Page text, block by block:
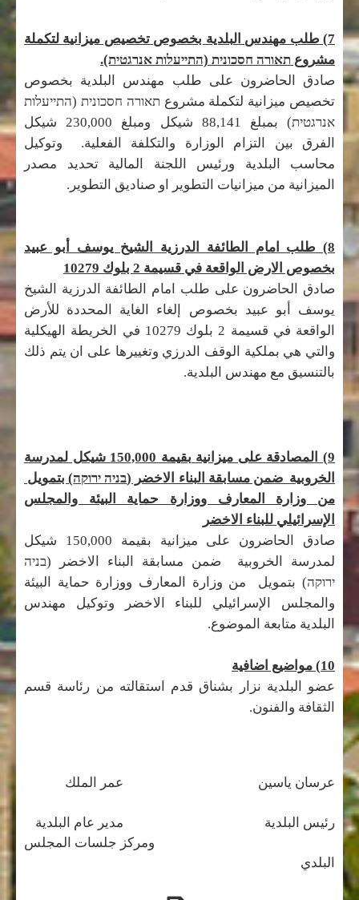
7) طلب مهندس البلدية بخصوص تخصيص ميزانية لتكملة
مشروع תאורה חסכונית (התייעלות אנרגטית).
صادق الحاضرون على طلب مهندس البلدية بخصوص
تخصيص ميزانية لتكملة مشروع תאורה חסכונית (התייעלות
אנרגטית)بمبلغ
شيكل ومبلغ 230,000 شيكل
الفرق بين التزام الوزارة والتكلفة الفعلية. وتوكيل
محاسب البلدية ورئيس اللجنة المالية تحديد مصدر
الميزانية من ميزانيات التطوير او صناديق التطوير.
8) طلب امام الطائفة الدرزية الشيخ يوسف أبو عبيد
بخصوص الارض الواقعة في قسيمة 2 بلوك 10279
صادق الحاضرون على طلب امام الطائفة الدرزية الشيخ
يوسف أبو عبيد بخصوص إلغاء الغاية المحددة للأرض
الواقعة في قسيمة 2 بلوك 10279 في الخريطة الهيكلية
والتي هي بملكية الوقف الدرزي وتغييرها على ان يتم ذلك
بالتنسيق مع مهندس البلدية.
9) المصادقة على ميزانية بقيمة 150,000 شيكل لمدرسة
الخروبية ضمن مسابقة البناء الاخضر (בניה ירוקה) بتمويل
من وزارة المعارف ووزارة حماية البيئة والمجلس
الإسرائيلي للبناء الاخضر
صادق الحاضرون على ميزانية بقيمة 150,000 شيكل
لمدرسة الخروبية ضمن مسابقة البناء الاخضر (בניה
ירוקה) بتمويل من وزارة المعارف ووزارة حماية البيئة
والمجلس الإسرائيلي للبناء الاخضر وتوكيل مهندس
البلدية متابعة الموضوع.
10) مواضيع اضافية
عضو البلدية نزار بشناق قدم استقالته من رئاسة قسم
الثقافة والفنون.
عرسان ياسين عمر الملك
رئيس البلدية مدير عام البلدية
ومركز جلسات المجلس
البلدي